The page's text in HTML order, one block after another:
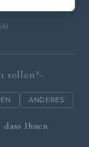
sollen?
ANDERES
Ihnen